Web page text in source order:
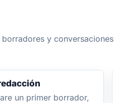
y conversaciones
un primer borrador,